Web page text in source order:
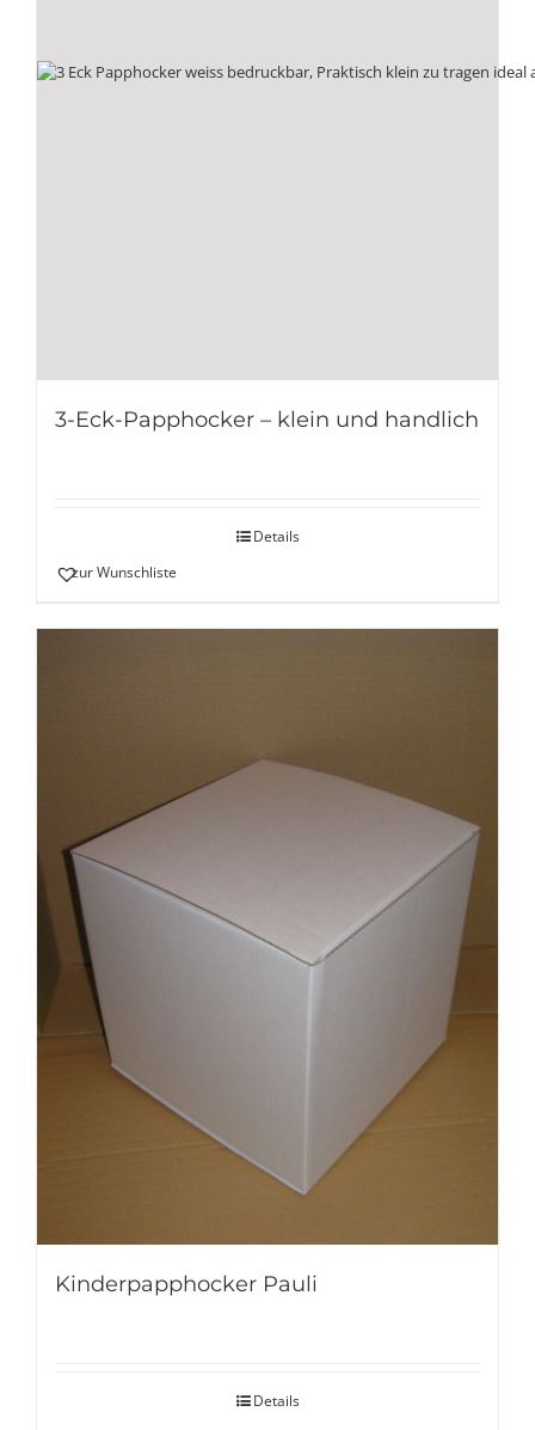
3-Eck-Papphocker – klein und handlich
Details
zur Wunschliste
Kinderpapphocker Pauli
Details